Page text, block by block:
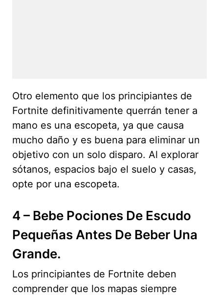
Otro elemento que los principiantes de
Fortnite definitivamente querrán tener a
mano es una escopeta, ya que causa
mucho daño y es buena para eliminar un
objetivo con un solo disparo. Al explorar
sótanos, espacios bajo el suelo y casas,
opte por una escopeta.
4 – Bebe Pociones De Escudo
Pequeñas Antes De Beber Una
Grande.
Los principiantes de Fortnite deben
comprender que los mapas siempre